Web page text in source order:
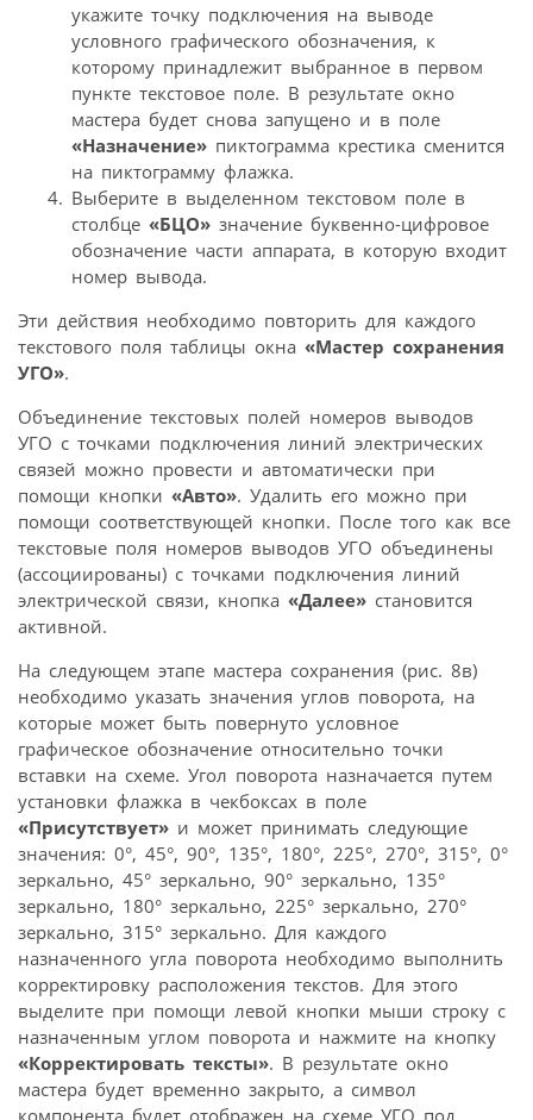
укажите точку подключения на выводе
условного графического обозначения, к
которому принадлежит выбранное в первом
пункте текстовое поле. В результате окно
мастера будет снова запущено и в поле
«Назначение» пиктограмма крестика сменится
на пиктограмму флажка.
Выберите в выделенном текстовом поле в
столбце «БЦО» значение буквенно-цифровое
обозначение части аппарата, в которую входит
номер вывода.
Эти действия необходимо повторить для каждого
текстового поля таблицы окна «Мастер сохранения
УГО».
Объединение текстовых полей номеров выводов
УГО с точками подключения линий электрических
связей можно провести и автоматически при
помощи кнопки «Авто». Удалить его можно при
помощи соответствующей кнопки. После того как все
текстовые поля номеров выводов УГО объединены
(ассоциированы) с точками подключения линий
электрической связи, кнопка «Далее» становится
активной.
На следующем этапе мастера сохранения (рис. 8в)
необходимо указать значения углов поворота, на
которые может быть повернуто условное
графическое обозначение относительно точки
вставки на схеме. Угол поворота назначается путем
установки флажка в чекбоксах в поле
«Присутствует» и может принимать следующие
значения: 0°, 45°, 90°, 135°, 180°, 225°, 270°, 315°, 0°
зеркально, 45° зеркально, 90° зеркально, 135°
зеркально, 180° зеркально, 225° зеркально, 270°
зеркально, 315° зеркально. Для каждого
назначенного угла поворота необходимо выполнить
корректировку расположения текстов. Для этого
выделите при помощи левой кнопки мыши строку с
назначенным углом поворота и нажмите на кнопку
«Корректировать тексты». В результате окно
мастера будет временно закрыто, а символ
компонента будет отображен на схеме УГО под